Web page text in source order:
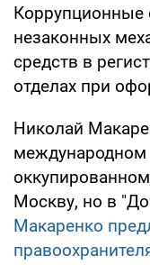
Коррупционные
незаконных
средств в
отделах при
Николай
международном
Москву, но в
Макаренко